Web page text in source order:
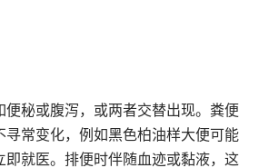
便秘或腹泻，或两者交替出现。粪便
寻常变化，例如黑色柏油样大便可能
即就医。排便时伴随血迹或黏液，这